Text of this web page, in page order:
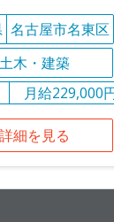
名古屋市名東区
土木・建築
月給229,000
詳細を見る